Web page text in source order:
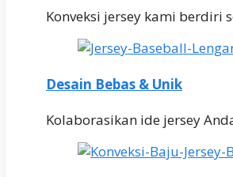
Konveksi jersey kami berdiri
Desain Bebas & Unik
Kolaborasikan ide jersey